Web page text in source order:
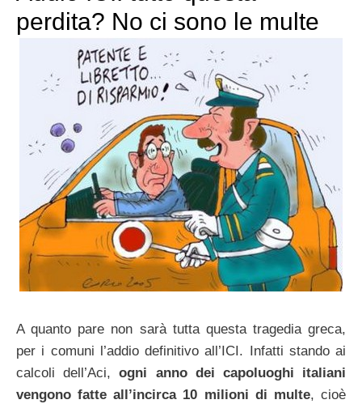
perdita? No ci sono le multe
A quanto pare non sarà tutta questa tragedia greca,
per i comuni l’addio definitivo all’ICI. Infatti stando ai
calcoli dell’Aci,ogni anno dei capoluoghi italiani
vengono fatte all’incirca 10 milioni di multe, cioè